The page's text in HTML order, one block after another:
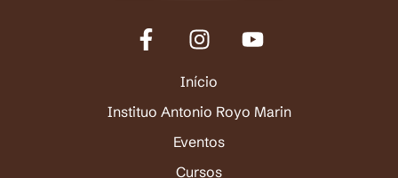
Início
Instituo Antonio Royo Marin
Eventos
Cursos